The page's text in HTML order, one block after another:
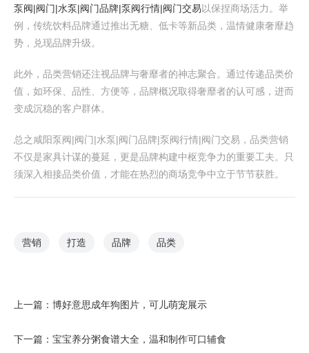
泵阀|阀门|水泵|阀门品牌|泵阀行情|阀门交易 以保捏商场活力。举
例，传统饮料品牌通过推出无糖、低卡等新品类，温情健康奢靡趋
势，兑现品牌升级。
此外，品类营销还注视品牌与奢靡者的神志聚合。通过传递品类价
值，如环保、品性、方便等，品牌概况取得奢靡者的认可感，进而
变成沉稳的客户群体。
总之咸阳泵阀|阀门|水泵|阀门品牌|泵阀行情|阀门交易，品类营销
不仅是家具计谋的蔓延，更是品牌构建中枢竞争力的重要工夫。只
须深入相接品类价值，才能在热烈的商场竞争中立于节节获胜。
营销 打造 品牌 品类
上一篇： 博好意思成年狗图片，可儿萌宠展示
下一篇： 宝宝养分粥食谱大全，温和制作可口辅食